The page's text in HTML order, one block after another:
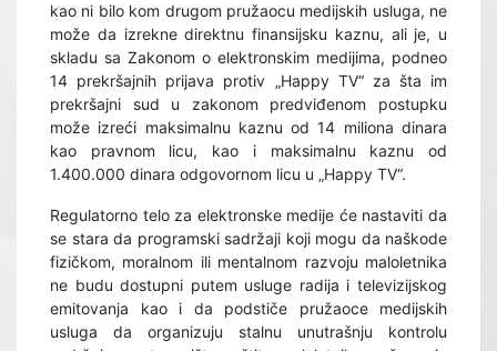
kao ni bilo kom drugom pružaocu medijskih usluga, ne
može da izrekne direktnu finansijsku kaznu, ali je, u
skladu sa Zakonom o elektronskim medijima, podneo
14 prekršajnih prijava protiv „Happy TV“ za šta im
prekršajni sud u zakonom predviđenom postupku
može izreći maksimalnu kaznu od 14 miliona dinara
kao pravnom licu, kao i maksimalnu kaznu od
1.400.000 dinara odgovornom licu u „Happy TV“.
Regulatorno telo za elektronske medije će nastaviti da
se stara da programski sadržaji koji mogu da naškode
fizičkom, moralnom ili mentalnom razvoju maloletnika
ne budu dostupni putem usluge radija i televizijskog
emitovanja kao i da podstiče pružaoce medijskih
usluga da organizuju stalnu unutrašnju kontrolu